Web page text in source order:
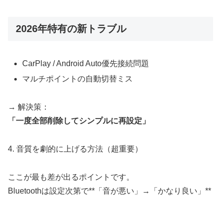
2026年特有の新トラブル
CarPlay / Android Auto優先接続問題
マルチポイントの自動切替ミス
→ 解決策：
「一度全部削除してシンプルに再設定」
4. 音質を劇的に上げる方法（超重要）
ここが最も差が出るポイントです。
Bluetoothは設定次第で**「音が悪い」→「かなり良い」**